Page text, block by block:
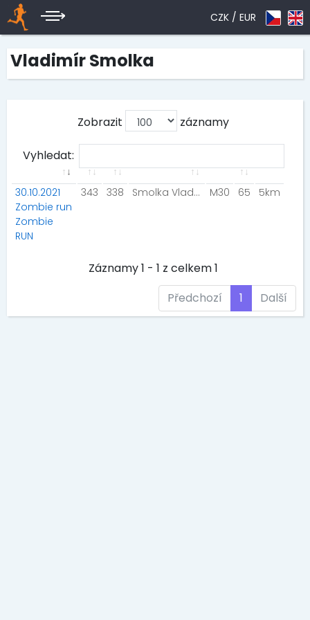
CZK / EUR
Vladimír Smolka
Zobrazit záznamy
Vyhledat:
30.10.2021
Zombie run
Zombie
RUN
343 338 Smolka Vladimír M30 65 5km
Záznamy 1 - 1 z celkem 1
Předchozí
1 Další